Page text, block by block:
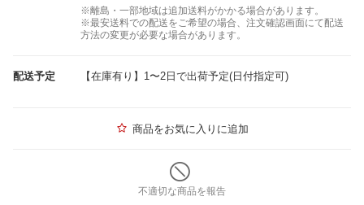
※離島・一部地域は追加送料がかかる場合があります。
※最安送料での配送をご希望の場合、注文確認画面にて配送
方法の変更が必要な場合があります。
配送予定 【在庫有り】1〜2日で出荷予定(日付指定可)
商品をお気に入りに追加
不適切な商品を報告